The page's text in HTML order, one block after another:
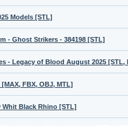
Models [STL]
- Ghost Strikers - 384198 [STL]
- Legacy of Blood August 2025 [STL,
FBX, OBJ, MTL]
Whit Black Rhino [STL]